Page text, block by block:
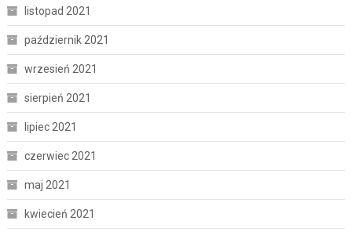
listopad 2021
październik 2021
wrzesień 2021
sierpień 2021
lipiec 2021
czerwiec 2021
maj 2021
kwiecień 2021